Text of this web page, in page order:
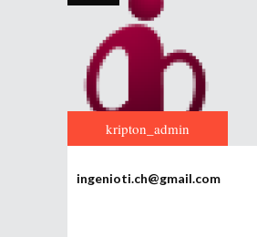
kripton_admin
ingenioti.ch@gmail.com